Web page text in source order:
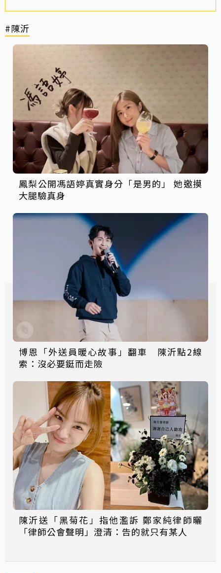
#陳沂
鳳梨公開馮語婷真實身分「是男的」 她邀摸
大腿驗真身
博恩「外送員暖心故事」翻車 陳沂點2線
索：沒必要鋌而走險
陳沂送「黑菊花」指他濫訴 鄭家純律師曬
「律師公會聲明」澄清：告的就只有某人